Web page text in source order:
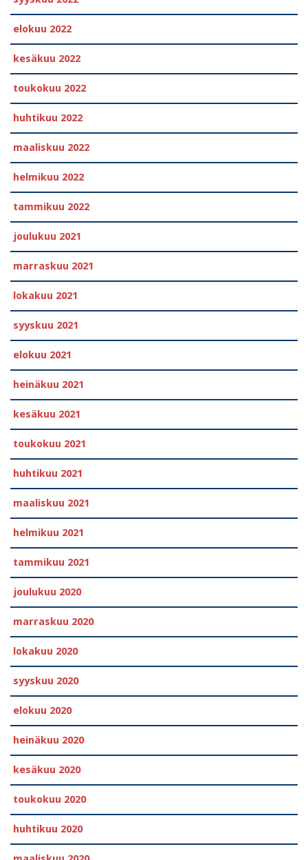
elokuu 2022
kesäkuu 2022
toukokuu 2022
huhtikuu 2022
maaliskuu 2022
helmikuu 2022
tammikuu 2022
joulukuu 2021
marraskuu 2021
lokakuu 2021
syyskuu 2021
elokuu 2021
heinäkuu 2021
kesäkuu 2021
toukokuu 2021
huhtikuu 2021
maaliskuu 2021
helmikuu 2021
tammikuu 2021
joulukuu 2020
marraskuu 2020
lokakuu 2020
syyskuu 2020
elokuu 2020
heinäkuu 2020
kesäkuu 2020
toukokuu 2020
huhtikuu 2020